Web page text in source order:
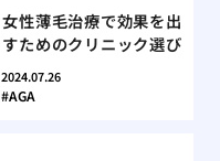
女性薄毛治療で効果を出
すためのクリニック選び
2024.07.26
AGA